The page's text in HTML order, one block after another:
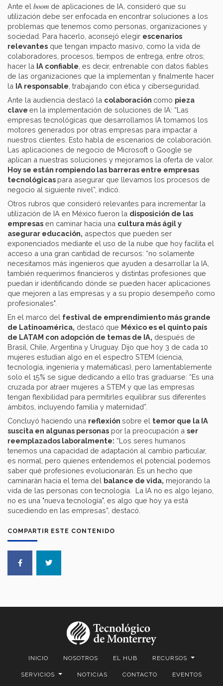
COMPARTIR ESTE CONTENIDO
Ante el boom de aplicaciones de IA, consideró que su
utilización debe ser enfocada en encontrar soluciones a los
problemas que tenemos como personas, organizaciones y
sociedad. Para hacerlo, aconsejó elegir escenarios
relevantes que tengan impacto masivo, como la vida de
colaboradores, procesos, tiempos de entrega, entre otros;
hacer la IA confiable , es decir, entrenable con datos fiables
de las organizaciones que la implementan y finalmente hacer
la IA responsable , trabajando con ética y ciberseguridad.
Ante la audiencia destacó la colaboración como pieza
clave en la implementación de soluciones de IA: “Las
empresas tecnológicas que desarrollamos IA tomamos los
motores generados por otras empresas para impactar a
nuestros clientes. Esto habla de escenarios de colaboración.
Las aplicaciones de negocio de Microsoft o Google se
aplican a nuestras soluciones y mejoramos la oferta de valor.
Hoy se están rompiendo las barreras entre empresas
tecnológicas para asegurar que llevamos los procesos de
negocio al siguiente nivel”, indicó.
Otros rubros que consideró relevantes para incrementar la
utilización de IA en México fueron la disposición de las
empresas en caminar hacia una cultura más ágil y
asegurar educación, aspectos que pueden ser
exponenciados mediante el uso de la nube que hoy facilita el
acceso a una gran cantidad de recursos: “no solamente
necesitamos más ingenieros que ayuden a desarrollar la IA,
también requerimos financieros y distintas profesiones que
puedan ir identificando dónde se pueden hacer aplicaciones
que mejoren a las empresas y a su propio desempeño como
profesionales".
En el marco del festival de emprendimiento más grande
de Latinoamérica, destacó que México es el quinto país
de LATAM con adopción de temas de IA, después de
Brasil, Chile, Argentina y Uruguay. Dijo que hoy 3 de cada 10
mujeres estudian algo en el espectro STEM (ciencia,
tecnología, ingeniería y matemáticas), pero lamentablemente
solo el 15% se sigue dedicando a ello tras graduarse: “Es una
cruzada por atraer mujeres a STEM y que las empresas
tengan flexibilidad para permitirles equilibrar sus diferentes
ámbitos, incluyendo familia y maternidad”.
Concluyó haciendo una reflexión sobre el temor que la IA
suscita en algunas personas por la preocupación a ser
reemplazados laboralmente: “Los seres humanos
tenemos una capacidad de adaptación al cambio particular,
es normal, pero quienes entendemos el potencial podemos
saber qué profesiones evolucionarán. Es un hecho que
caminarán hacia el tema del balance de vida, mejorando la
vida de las personas con tecnología. La IA no es algo lejano,
no es una "nueva tecnología", es algo que hoy ya está
sucediendo en las empresas”, destacó.
INICIO NOSOTROS EL HUB RECURSOS
SERVICIOS NOTICIAS CONTACTO EVENTOS